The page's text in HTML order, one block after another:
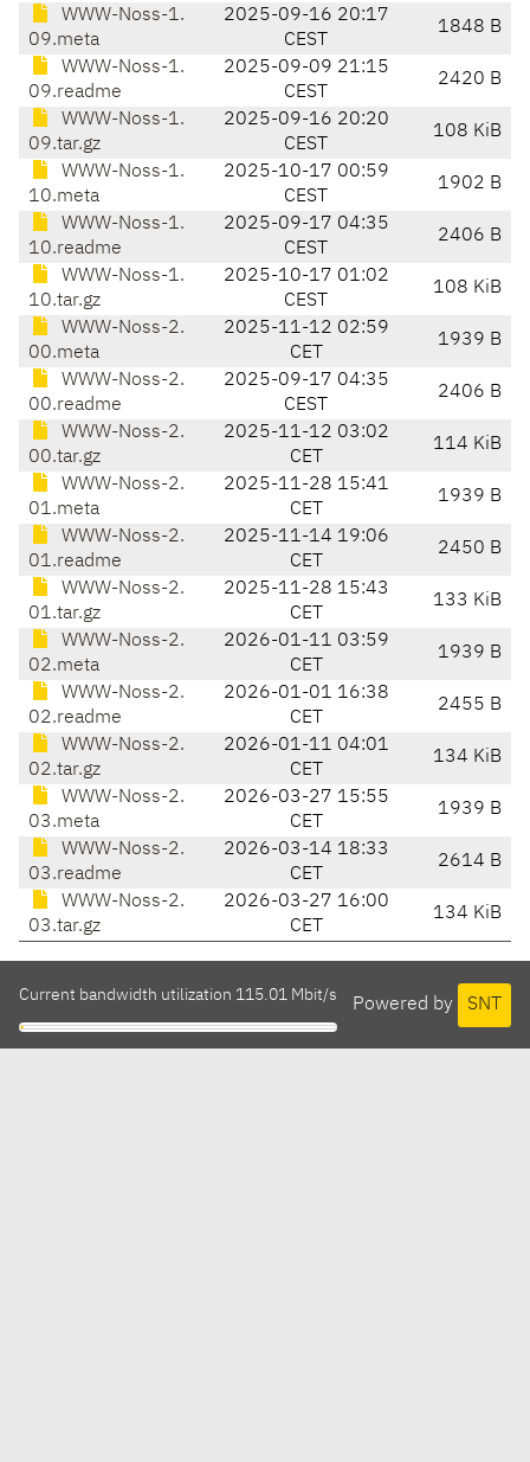
WWW-Noss-1.
09.meta
2025-09-16 20:17
CEST
1848 B
WWW-Noss-1.
09.readme
2025-09-09 21:15
CEST
2420 B
WWW-Noss-1.
09.tar.gz
2025-09-16 20:20
CEST
108 KiB
WWW-Noss-1.
10.meta
2025-10-17 00:59
CEST
1902 B
WWW-Noss-1.
10.readme
2025-09-17 04:35
CEST
2406 B
WWW-Noss-1.
10.tar.gz
2025-10-17 01:02
CEST
108 KiB
WWW-Noss-2.
00.meta
2025-11-12 02:59
CET
1939 B
WWW-Noss-2.
00.readme
2025-09-17 04:35
CEST
2406 B
WWW-Noss-2.
00.tar.gz
2025-11-12 03:02
CET
114 KiB
WWW-Noss-2.
01.meta
2025-11-28 15:41
CET
1939 B
WWW-Noss-2.
01.readme
2025-11-14 19:06
CET
2450 B
WWW-Noss-2.
01.tar.gz
2025-11-28 15:43
CET
133 KiB
WWW-Noss-2.
02.meta
2026-01-11 03:59
CET
1939 B
WWW-Noss-2.
02.readme
2026-01-01 16:38
CET
2455 B
WWW-Noss-2.
02.tar.gz
2026-01-11 04:01
CET
134 KiB
WWW-Noss-2.
03.meta
2026-03-27 15:55
CET
1939 B
WWW-Noss-2.
03.readme
2026-03-14 18:33
CET
2614 B
WWW-Noss-2.
03.tar.gz
2026-03-27 16:00
CET
134 KiB
Powered by SNT
Current bandwidth utilization 115.01 Mbit/s